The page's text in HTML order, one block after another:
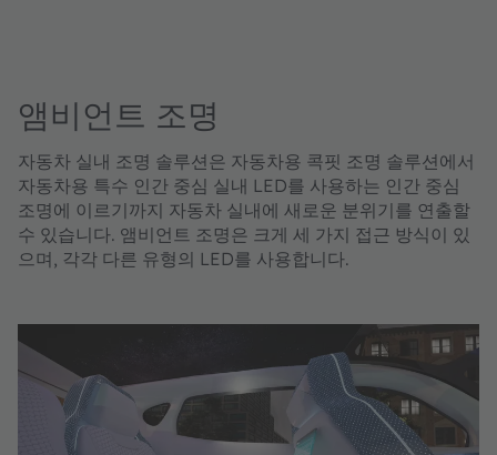
앰비언트 조명
자동차 실내 조명 솔루션은 자동차용 콕핏 조명 솔루션에서
자동차용 특수 인간 중심 실내 LED를 사용하는 인간 중심
조명에 이르기까지 자동차 실내에 새로운 분위기를 연출할
수 있습니다. 앰비언트 조명은 크게 세 가지 접근 방식이 있
으며, 각각 다른 유형의 LED를 사용합니다.